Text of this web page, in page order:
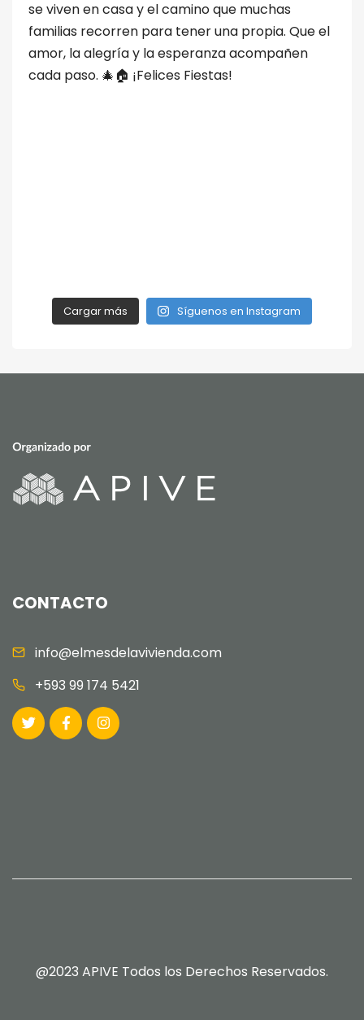
Cargar más Síguenos en Instagram
CONTACTO
info@elmesdelavivienda.com
+593 99 174 5421
@2023 APIVE Todos los Derechos Reservados.